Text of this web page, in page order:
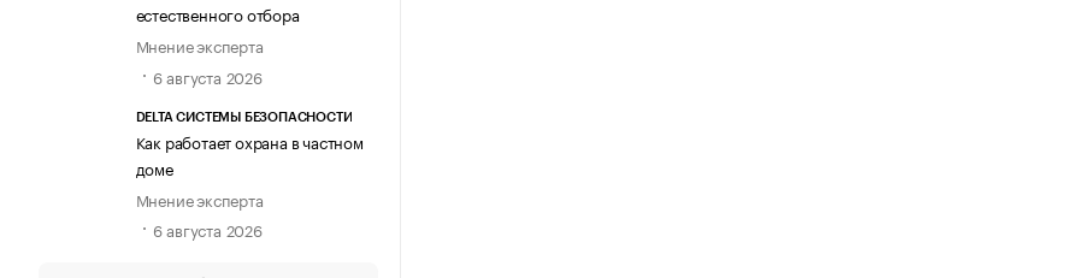
естественного отбора
Мнение эксперта
6 августа 2026
DELTA СИСТЕМЫ БЕЗОПАСНОСТИ
Как работает охрана в частном
доме
Мнение эксперта
6 августа 2026